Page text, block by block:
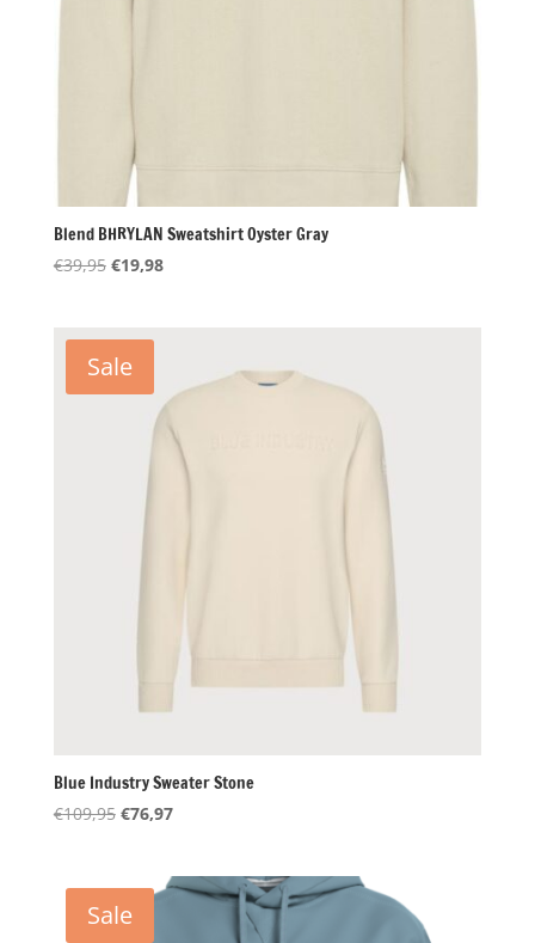
Blend BHRYLAN Sweatshirt Oyster Gray
€39,95 Oorspronkelijke
€39,95.
€19,98Huidige
Sale
Blue Industry Sweater Stone
€109,95 Oorspronkelijke
€109,95.
€76,97Huidige
€76,97.
Sale